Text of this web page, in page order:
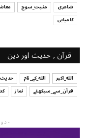
شاعری
مثبت_سوچ
کامیابی
قرآن , حدیث اور دین
الله_اکبر الله_کے_نام
قرآن_سے_سیکھئے
نماز
-